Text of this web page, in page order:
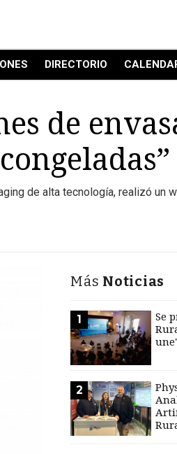
DIRECTORIO
de
de alta tecnología, realizó un
Más Noticias
1
Se
2